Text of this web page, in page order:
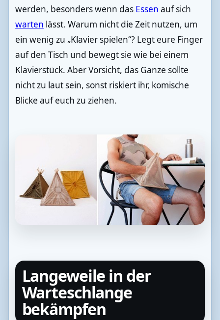
werden, besonders wenn das Essen auf sich
warten lässt. Warum nicht die Zeit nutzen, um
ein wenig zu „Klavier spielen“? Legt eure Finger
auf den Tisch und bewegt sie wie bei einem
Klavierstück. Aber Vorsicht, das Ganze sollte
nicht zu laut sein, sonst riskiert ihr, komische
Blicke auf euch zu ziehen.
Langeweile in der
Warteschlange
bekämpfen